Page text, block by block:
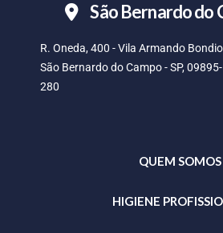
São Bernardo do
R. Oneda, 400 - Vila Armando
São Bernardo do Campo - SP, 09895-
280
QUEM SOMOS
HIGIENE